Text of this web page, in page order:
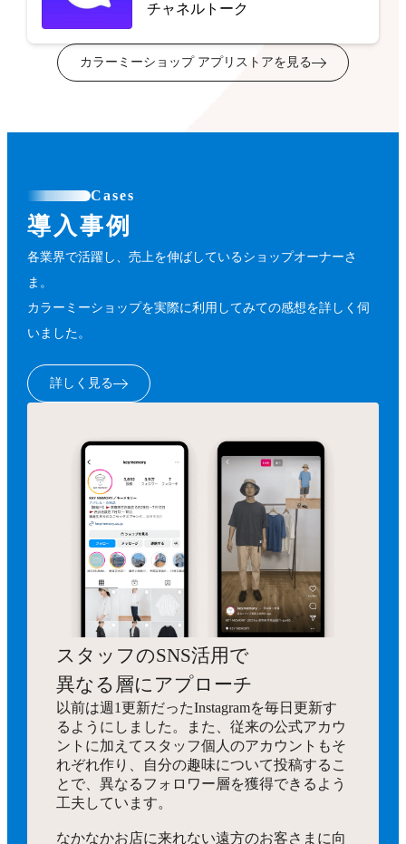
チャネルトーク
カラーミーショップ アプリストアを見る
Cases
導入事例
各業界で活躍し、売上を伸ばしているショップオーナーさ
ま。
カラーミーショップを実際に利用してみての感想を詳しく伺
いました。
詳しく見る
スタッフのSNS活用で
異なる層にアプローチ
以前は週1更新だったInstagramを毎日更新す
るようにしました。また、従来の公式アカウ
ントに加えてスタッフ個人のアカウントもそ
れぞれ作り、自分の趣味について投稿するこ
とで、異なるフォロワー層を獲得できるよう
工夫しています。
なかなかお店に来れない遠方のお客さまに向